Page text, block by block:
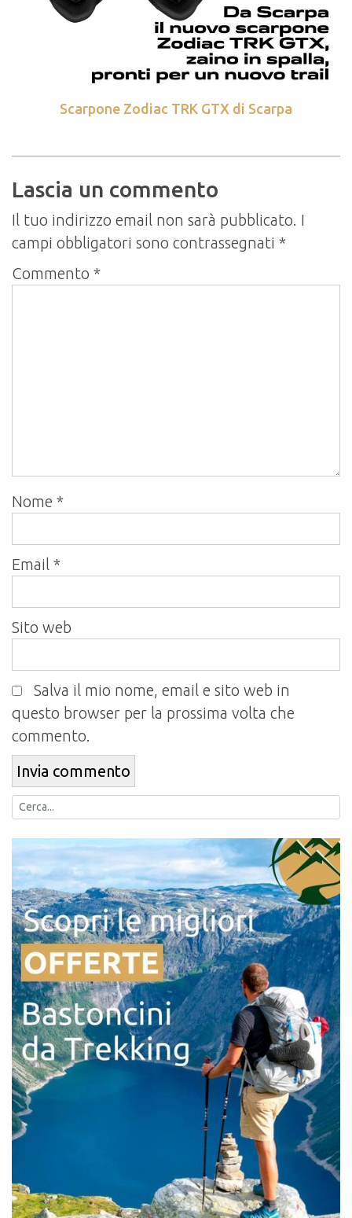
Scarpone Zodiac TRK GTX di Scarpa
Lascia un commento
Il tuo indirizzo email non sarà pubblicato. I
campi obbligatori sono contrassegnati *
Commento *
Nome *
Email *
Sito web
Salva il mio nome, email e sito web in
questo browser per la prossima volta che
commento.